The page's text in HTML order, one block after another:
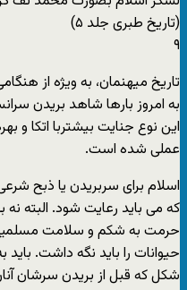
(تاریخ طبری جلد ۵)
۹
تاریخ میهنمان، به ویژه از
به امروز بارها شاهد بریدن
این نوع جنایت بیشتربا اتکا و
عملی شده است.
اسلام برای سربریدن یا ذبح
که می باید رعایت شود. البته نه
حرمت به شکم و سلامت
حیوانات را باید نگه داشت.
شکل که قبل از بریدن سرشان